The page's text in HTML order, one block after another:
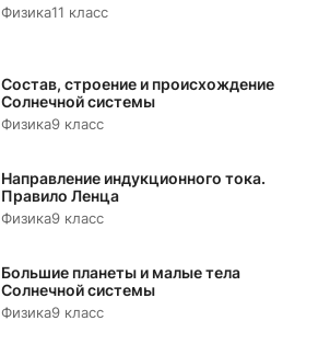
Физика11 класс
Состав, строение и происхождение
Солнечной системы
Физика9 класс
Направление индукционного тока.
Правило Ленца
Физика9 класс
Большие планеты и малые тела
Солнечной системы
Физика9 класс